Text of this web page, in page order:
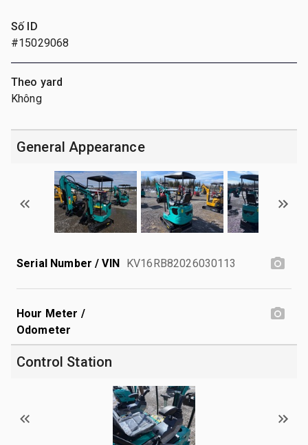
Số ID
#15029068
Theo yard
Không
General Appearance
Serial Number / VIN KV16RB82026030113
Hour Meter /
Odometer
Control Station